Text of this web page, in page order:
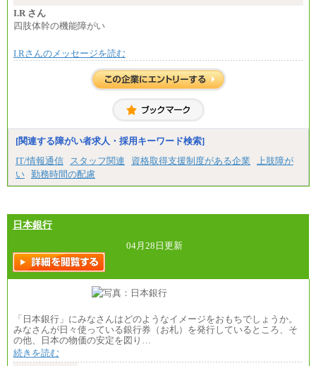
I.R さん
四肢体幹の機能障がい
I.Rさんのメッセージを読む
[関連する障がい者求人・採用キーワード検索]
IT/情報通信
スタッフ関連 資格取得支援制度がある企業
上肢障が
い 勤務時間の配慮
日本銀行
04月28日更新
「日本銀行」にみなさんはどのようなイメージをおもちでしょうか。
みなさんが日々使っている銀行券（お札）を発行しているところ、そ
の他、日本の物価の安定を図り…
続きを読む